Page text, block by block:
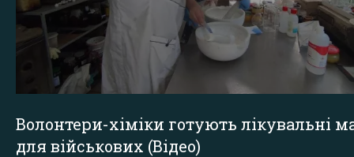
Волонтери-хіміки готують лікувальні
для військових (Відео)